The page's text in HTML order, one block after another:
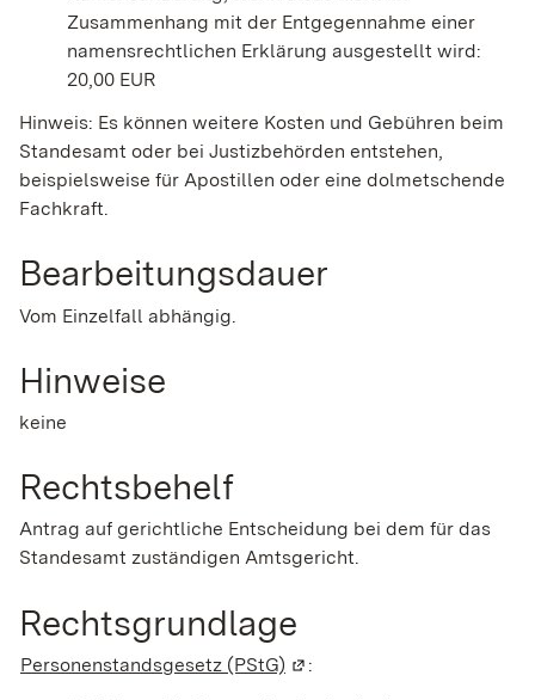
Zusammenhang mit der Entgegennahme einer
namensrechtlichen Erklärung ausgestellt wird:
20,00 EUR
Hinweis: Es können weitere Kosten und Gebühren beim
Standesamt oder bei Justizbehörden entstehen,
beispielsweise für Apostillen oder eine dolmetschende
Fachkraft.
Bearbeitungsdauer
Vom Einzelfall abhängig.
Hinweise
keine
Rechtsbehelf
Antrag auf gerichtliche Entscheidung bei dem für das
Standesamt zuständigen Amtsgericht.
Rechtsgrundlage
Personenstandsgesetz (PStG) (Wird in einem neuen
: